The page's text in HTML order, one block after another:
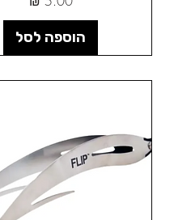
הוספה לסל